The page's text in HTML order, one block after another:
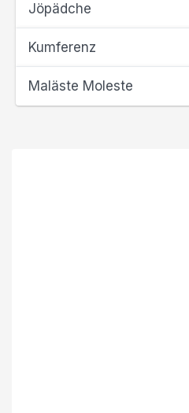
Jöpädche
Kumferenz
Maläste Moleste